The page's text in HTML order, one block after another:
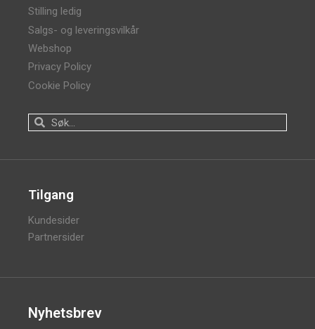
Stilling ledig
Salgs- og leveringsvilkår
Webshop
Privacy Policy
Cookie Policy
Tilgang
Kundesider
Partnersider
Nyhetsbrev